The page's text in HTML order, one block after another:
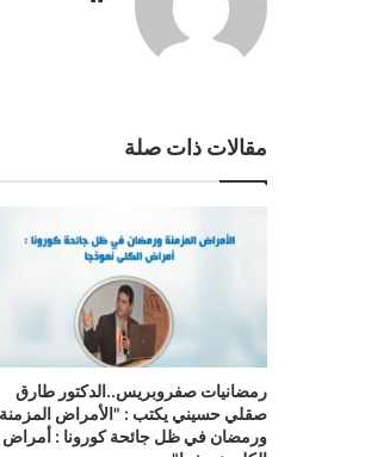
مقالات ذات صلة
رمضانيات صفروبريس..الدكتور طارق
صقلي حسيني يكتب : "الأمراض المزمنة
ورمضان في ظل جائحة كورونا : أمراض